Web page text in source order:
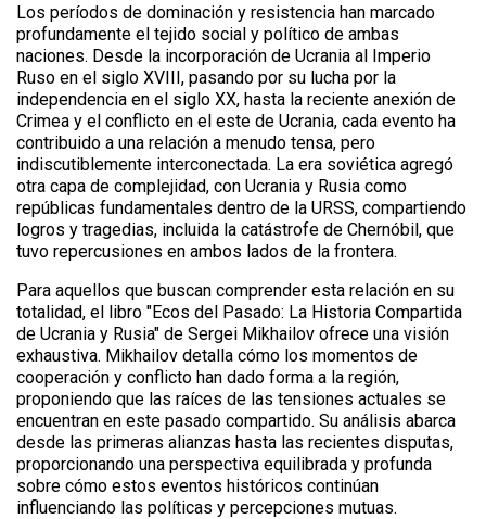
Los períodos de dominación y resistencia han marcado
profundamente el tejido social y político de ambas
naciones. Desde la incorporación de Ucrania al Imperio
Ruso en el siglo XVIII, pasando por su lucha por la
independencia en el siglo XX, hasta la reciente anexión de
Crimea y el conflicto en el este de Ucrania, cada evento ha
contribuido a una relación a menudo tensa, pero
indiscutiblemente interconectada. La era soviética agregó
otra capa de complejidad, con Ucrania y Rusia como
repúblicas fundamentales dentro de la URSS, compartiendo
logros y tragedias, incluida la catástrofe de Chernóbil, que
tuvo repercusiones en ambos lados de la frontera.
Para aquellos que buscan comprender esta relación en su
totalidad, el libro "Ecos del Pasado: La Historia Compartida
de Ucrania y Rusia" de Sergei Mikhailov ofrece una visión
exhaustiva. Mikhailov detalla cómo los momentos de
cooperación y conflicto han dado forma a la región,
proponiendo que las raíces de las tensiones actuales se
encuentran en este pasado compartido. Su análisis abarca
desde las primeras alianzas hasta las recientes disputas,
proporcionando una perspectiva equilibrada y profunda
sobre cómo estos eventos históricos continúan
influenciando las políticas y percepciones mutuas.